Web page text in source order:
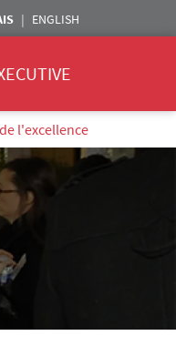
ENGLISH
l'excellence